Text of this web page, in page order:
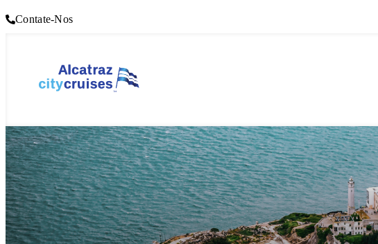
Contate-Nos